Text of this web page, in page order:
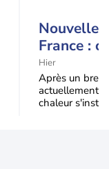
Nouvelle
France :
Hier
Après un bref
actuellement,
chaleur